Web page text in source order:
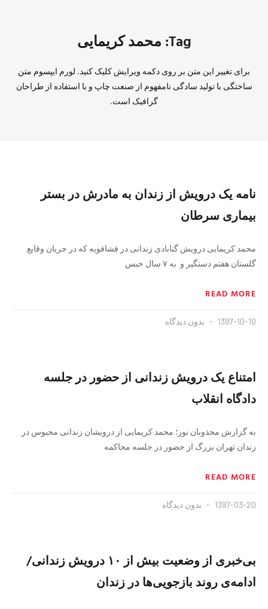
Tag: محمد کریمایی
برای تغییر این متن بر روی دکمه ویرایش کلیک کنید. لورم ایپسوم متن
ساختگی با تولید سادگی نامفهوم از صنعت چاپ و با استفاده از طراحان
گرافیک است.
نامه یک درویش از زندان به مادرش در بستر
بیماری سرطان
محمد کریمایی درویش گنابادی زندانی در فشافویه که در جریان وقایع
گلستان هفتم دستگیر و به ۷ سال حبس
READ MORE
1397-10-10 بدون دیدگاه
امتناع یک درویش زندانی از حضور در جلسه
دادگاه انقلاب
به گزارش مجذوبان نور؛ محمد کریمایی از درویشان زندانی محبوس در
زندان تهران بزرگ از حضور در جلسه محاکمه
READ MORE
1397-03-20 بدون دیدگاه
بی‌خبری از وضعیت بیش از ۱۰ درویش زندانی/
ادامه‌ی روند بازجویی‌ها در زندان